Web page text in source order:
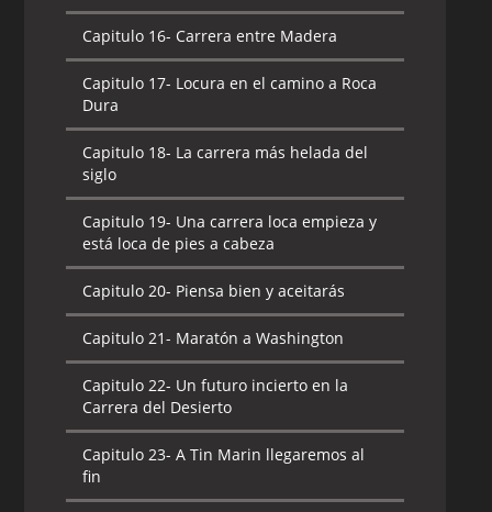
Capitulo 16- Carrera entre Madera
Capitulo 17- Locura en el camino a Roca
Dura
Capitulo 18- La carrera más helada del
siglo
Capitulo 19- Una carrera loca empieza y
está loca de pies a cabeza
Capitulo 20- Piensa bien y aceitarás
Capitulo 21- Maratón a Washington
Capitulo 22- Un futuro incierto en la
Carrera del Desierto
Capitulo 23- A Tin Marin llegaremos al
fin